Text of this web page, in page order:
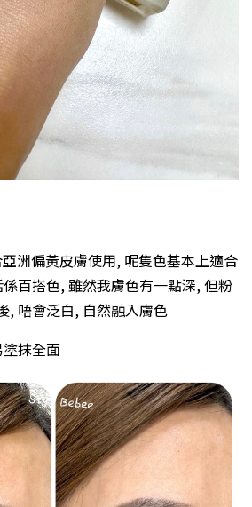
洲偏黃皮膚使用, 呢隻色基本上適合
百搭色, 雖然我膚色有一點深, 但粉
, 唔會泛白, 自然融入膚色
抹全面